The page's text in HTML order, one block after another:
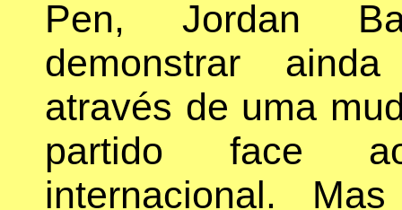
Pen, Jordan
demonstrar
através de uma
partido face
internacional.